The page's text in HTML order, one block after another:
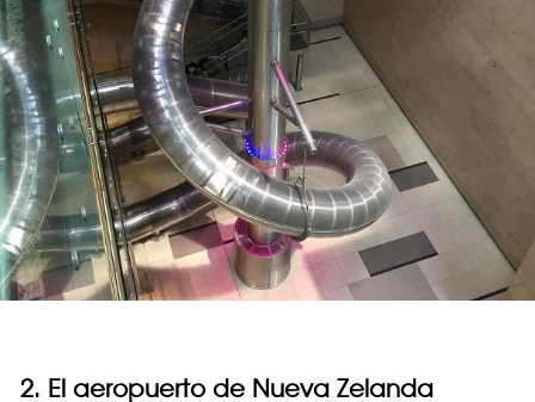
2. El aeropuerto de Nueva Zelanda